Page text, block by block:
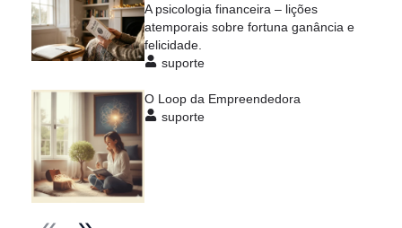
A psicologia financeira – lições
atemporais sobre fortuna ganância e
felicidade.
suporte
O Loop da Empreendedora
suporte